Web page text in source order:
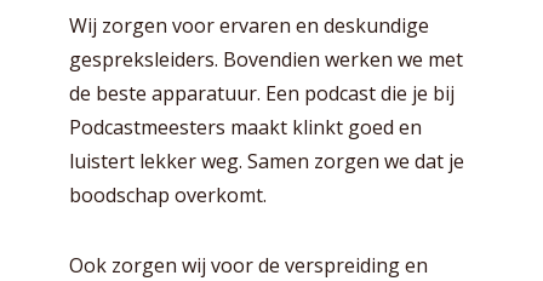
Wij zorgen voor ervaren en deskundige
gespreksleiders. Bovendien werken we met
de beste apparatuur. Een podcast die je bij
Podcastmeesters maakt klinkt goed en
luistert lekker weg. Samen zorgen we dat je
boodschap overkomt.
Ook zorgen wij voor de verspreiding en